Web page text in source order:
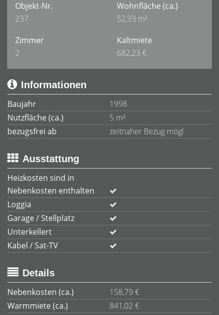
Objekt-Nr.
237
Wohnfläche (ca.)
52,93 m²
Zimmer
2
Kaltmiete
682,23 €
Informationen
Baujahr
1998
Nutzfläche (ca.)
5 m²
bezugsfrei ab
zeitnaher Bezug mögl
Ausstattung
Heizkosten sind in
Nebenkosten enthalten
Loggia
Garage / Stellplatz
Unterkellert
Kabel / Sat-TV
Details
Nebenkosten (ca.)
158,79 €
Warmmiete (ca.)
841,02 €